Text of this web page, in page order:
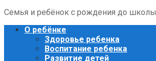
Семья и ребёнок с рождения до школы
О ребёнке
Здоровье ребенка
Воспитание ребенка
Развитие детей